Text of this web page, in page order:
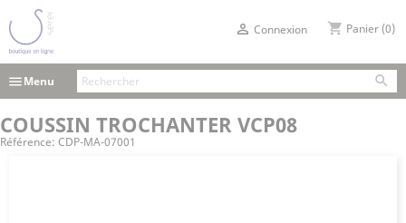
shopping_cart Panier (0)
menuMenu
 Connexion

COUSSIN TROCHANTER VCP08
Référence: CDP-MA-07001